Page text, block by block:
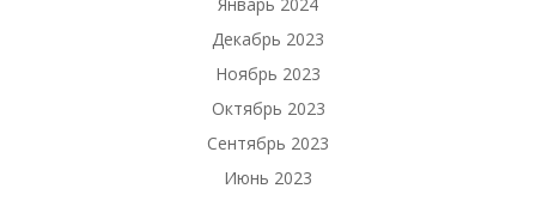
Декабрь 2023
Ноябрь 2023
Октябрь 2023
Сентябрь 2023
Июнь 2023